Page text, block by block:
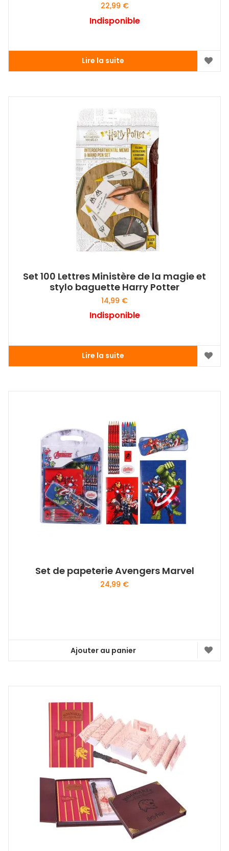
22,99 €
Indisponible
Lire la suite
Set 100 Lettres Ministère de la magie et
stylo baguette Harry Potter
14,99 €
Indisponible
Lire la suite
Set de papeterie Avengers Marvel
24,99 €
Ajouter au panier